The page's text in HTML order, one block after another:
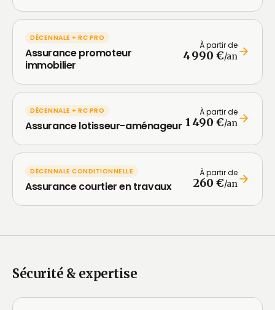
DÉCENNALE + RC PRO
Assurance promoteur
immobilier
À partir de
4 990 €/an
DÉCENNALE + RC PRO
Assurance lotisseur-aménageur
À partir de
1 490 €/an
DÉCENNALE CONDITIONNELLE
Assurance courtier en travaux
À partir de
260 €/an
Sécurité & expertise